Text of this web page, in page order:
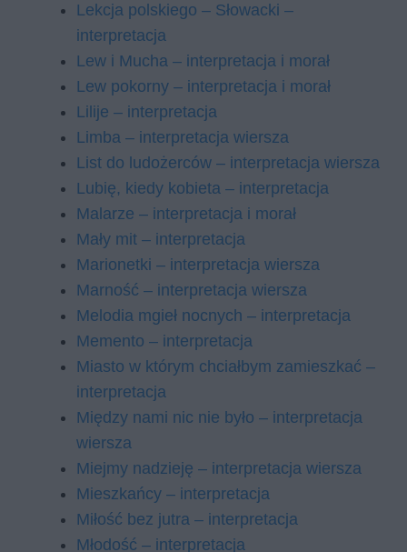
Lekcja polskiego – Słowacki –
interpretacja
Lew i Mucha – interpretacja i morał
Lew pokorny – interpretacja i morał
Lilije – interpretacja
Limba – interpretacja wiersza
List do ludożerców – interpretacja wiersza
Lubię, kiedy kobieta – interpretacja
Malarze – interpretacja i morał
Mały mit – interpretacja
Marionetki – interpretacja wiersza
Marność – interpretacja wiersza
Melodia mgieł nocnych – interpretacja
Memento – interpretacja
Miasto w którym chciałbym zamieszkać –
interpretacja
Między nami nic nie było – interpretacja
wiersza
Miejmy nadzieję – interpretacja wiersza
Mieszkańcy – interpretacja
Miłość bez jutra – interpretacja
Młodość – interpretacja